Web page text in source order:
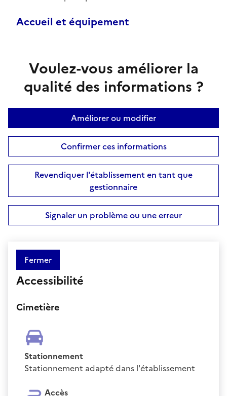
Accueil et équipement
Voulez-vous améliorer la
qualité des informations ?
Améliorer ou modifier
Confirmer ces informations
Revendiquer l'établissement en tant que
gestionnaire
Signaler un problème ou une erreur
Fermer
Accessibilité
Cimetière
Stationnement
Stationnement adapté dans l'établissement
Accès